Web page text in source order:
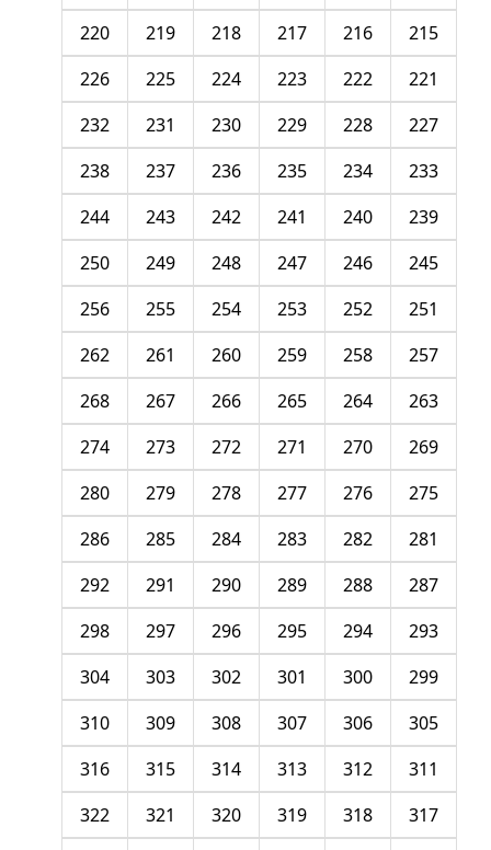
215
216
217
218
219
220
221
222
223
224
225
226
227
228
229
230
231
232
233
234
235
236
237
238
239
240
241
242
243
244
245
246
247
248
249
250
251
252
253
254
255
256
257
258
259
260
261
262
263
264
265
266
267
268
269
270
271
272
273
274
275
276
277
278
279
280
281
282
283
284
285
286
287
288
289
290
291
292
293
294
295
296
297
298
299
300
301
302
303
304
305
306
307
308
309
310
311
312
313
314
315
316
317
318
319
320
321
322